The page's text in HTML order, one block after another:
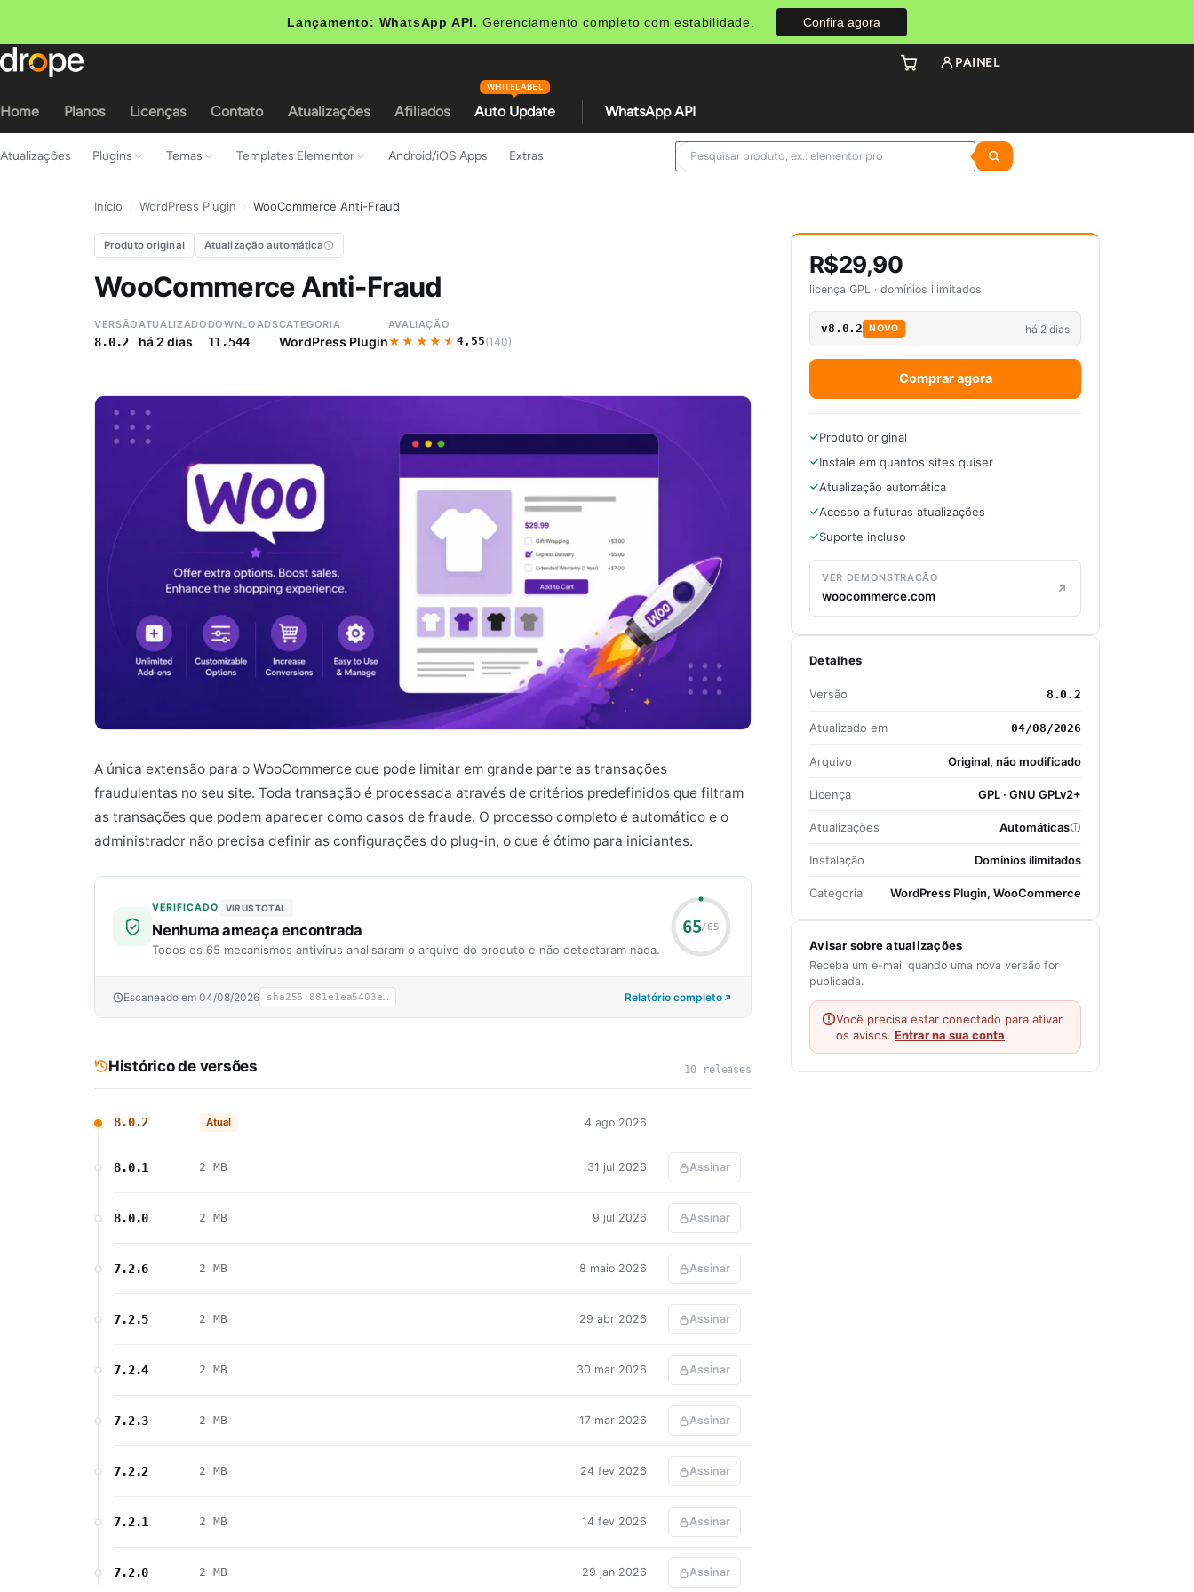
Lançamento: WhatsApp API. Gerenciamento completo com estabilidade. Confira agora
Home Planos Licenças Contato Atualizações Afiliados Auto Update
WHITELABEL
WhatsApp API
PAINEL
Atualizações Plugins Temas Templates Elementor Android/iOS Apps Extras
Início WordPress Plugin WooCommerce Anti-Fraud
Produto original Atualização automática
WooCommerce Anti-Fraud
VERSÃO
8.0.2
ATUALIZADO
há 2 dias
DOWNLOADS
11.544
CATEGORIA
WordPress Plugin
AVALIAÇÃO
★★★★★
★★★★★4,55(140)
A única extensão para o WooCommerce que pode limitar em grande parte as transações
fraudulentas no seu site. Toda transação é processada através de critérios predefinidos que filtram
as transações que podem aparecer como casos de fraude. O processo completo é automático e o
administrador não precisa definir as configurações do plug-in, o que é ótimo para iniciantes.
VERIFICADO VIRUSTOTAL
Nenhuma ameaça encontrada
Todos os 65 mecanismos antivírus analisaram o arquivo do produto e não detectaram nada.
65/65
Escaneado em 04/08/2026 sha256 881e1ea5403e… Relatório completo
Histórico de versões 10 releases
8.0.2 Atual 4 ago 2026
8.0.1 2 MB 31 jul 2026 Assinar
8.0.0 2 MB 9 jul 2026 Assinar
7.2.6 2 MB 8 maio 2026 Assinar
7.2.5 2 MB 29 abr 2026 Assinar
7.2.4 2 MB 30 mar 2026 Assinar
7.2.3 2 MB 17 mar 2026 Assinar
7.2.2 2 MB 24 fev 2026 Assinar
7.2.1 2 MB 14 fev 2026 Assinar
7.2.0 2 MB 29 jan 2026 Assinar
R$29,90
licença GPL · domínios ilimitados
v8.0.2 NOVO há 2 dias
Comprar agora
Produto original
Instale em quantos sites quiser
Atualização automática
Acesso a futuras atualizações
Suporte incluso
VER DEMONSTRAÇÃO
woocommerce.com
Detalhes
Versão 8.0.2
Atualizado em 04/08/2026
Arquivo Original, não modificado
Licença GPL · GNU GPLv2+
Atualizações Automáticas
Instalação Domínios ilimitados
Categoria WordPress Plugin, WooCommerce
Avisar sobre atualizações
Receba um e-mail quando uma nova versão for
publicada.
Você precisa estar conectado para ativar
os avisos. Entrar na sua conta